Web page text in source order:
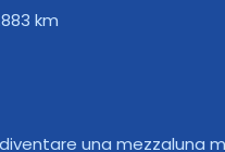
km
una mezzaluna